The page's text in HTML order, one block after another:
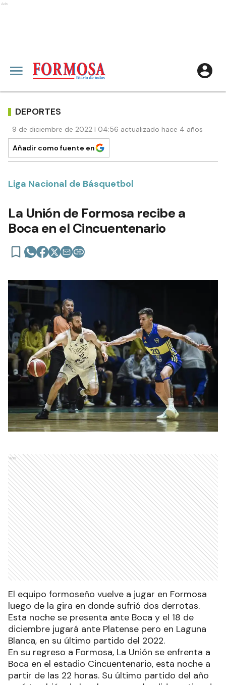
Ads
DEPORTES
9 de diciembre de 2022 | 04:56 actualizado hace 4 años
Añadir como fuente en
Liga Nacional de Básquetbol
La Unión de Formosa recibe a
Boca en el Cincuentenario
Ads
El equipo formoseño vuelve a jugar en Formosa
luego de la gira en donde sufrió dos derrotas.
Esta noche se presenta ante Boca y el 18 de
diciembre jugará ante Platense pero en Laguna
Blanca, en su último partido del 2022.
En su regreso a Formosa, La Unión se enfrenta a
Boca en el estadio Cincuentenario, esta noche a
partir de las 22 horas. Su último partido del año